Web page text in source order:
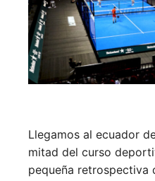
Llegamos al ecuador
mitad del curso
pequeña retrospectiva